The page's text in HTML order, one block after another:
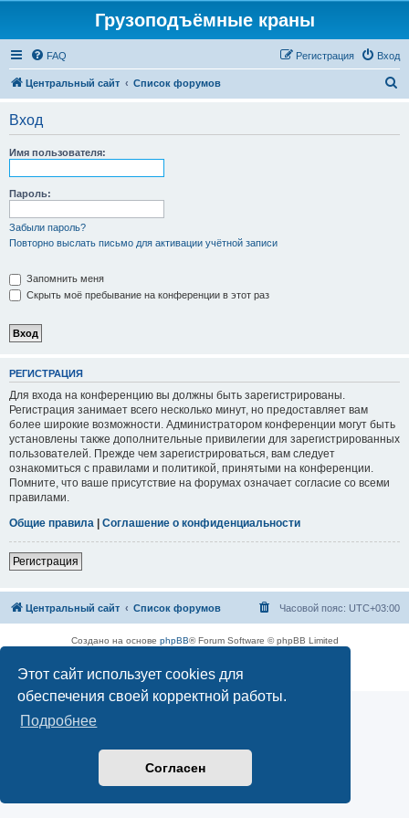
Этот сайт использует cookies для
обеспечения своей корректной работы.
Подробнее
Согласен
Грузоподъёмные краны
FAQ Вход
Регистрация
Центральный сайт Список форумов
Вход
Имя пользователя:
Пароль:
Забыли пароль?
Повторно выслать письмо для активации учётной записи
Запомнить меня
Скрыть моё пребывание на конференции в этот раз
РЕГИСТРАЦИЯ
Для входа на конференцию вы должны быть зарегистрированы.
Регистрация занимает всего несколько минут, но предоставляет вам
более широкие возможности. Администратором конференции могут быть
установлены также дополнительные привилегии для зарегистрированных
пользователей. Прежде чем зарегистрироваться, вам следует
ознакомиться с правилами и политикой, принятыми на конференции.
Помните, что ваше присутствие на форумах означает согласие со всеми
правилами.
Общие правила | Соглашение о конфиденциальности
Регистрация
Центральный сайт Список форумов Часовой пояс: UTC+03:00
Создано на основе phpBB® Forum Software © phpBB Limited
Конфиденциальность|Правила